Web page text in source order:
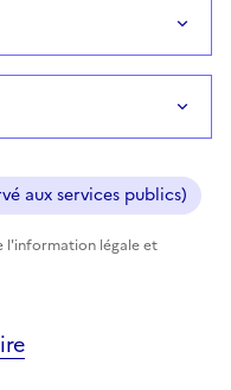
aux services publics)
l'information légale et